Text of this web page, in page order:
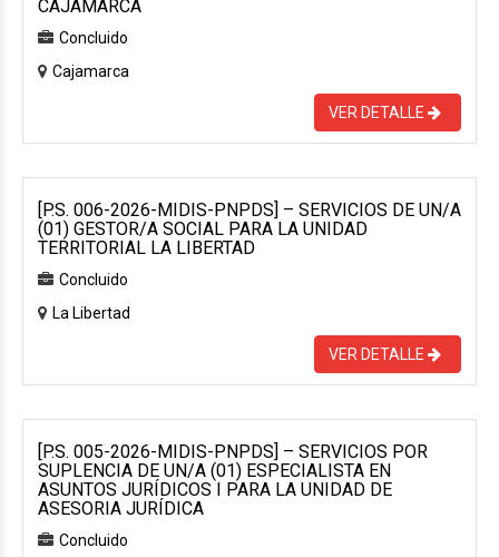
CAJAMARCA
Concluido
Cajamarca
VER DETALLE
[P.S. 006-2026-MIDIS-PNPDS] – SERVICIOS DE UN/A
(01) GESTOR/A SOCIAL PARA LA UNIDAD
TERRITORIAL LA LIBERTAD
Concluido
La Libertad
VER DETALLE
[P.S. 005-2026-MIDIS-PNPDS] – SERVICIOS POR
SUPLENCIA DE UN/A (01) ESPECIALISTA EN
ASUNTOS JURÍDICOS I PARA LA UNIDAD DE
ASESORIA JURÍDICA
Concluido